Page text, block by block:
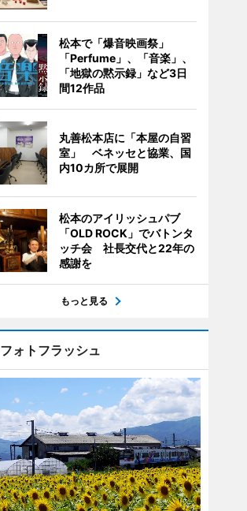
松本で「爆音映画祭」
「Perfume」、「音楽」、
「地獄の黙示録」など3日
間12作品
丸善松本店に「本屋の自習
室」 ベネッセと協業、国
内10カ所で展開
松本のアイリッシュパブ
「OLD ROCK」でバトンタ
ッチ会 社長交代と22年の
感謝を
もっと見る
フォトフラッシュ